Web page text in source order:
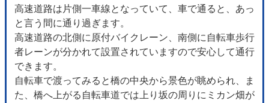
高速道路は片側一車線となっていて、車で通ると、あっ
と言う間に通り過ぎます。
高速道路の北側に原付バイクレーン、南側に自転車歩行
者レーンが分かれて設置されていますので安心して通行
できます。
自転車で渡ってみると橋の中央から景色が眺められ、ま
た、橋へ上がる自転車道では上り坂の周りにミカン畑が